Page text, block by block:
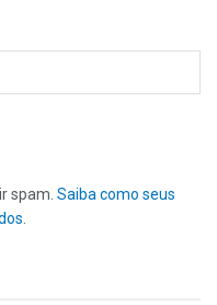
spam. Saiba como seus